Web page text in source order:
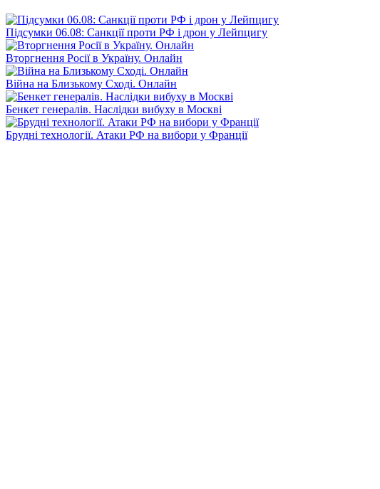
Підсумки 06.08: Санкції проти РФ і дрон у Лейпцигу
Вторгнення Росії в Україну. Онлайн
Війна на Близькому Сході. Онлайн
Бенкет генералів. Наслідки вибуху в Москві
Брудні технології. Атаки РФ на вибори у Франції